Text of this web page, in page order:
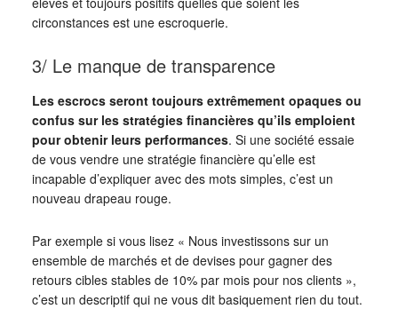
circonstances est une escroquerie.
3/ Le manque de transparence
Les escrocs seront toujours extrêmement opaques ou
confus sur les stratégies financières qu’ils emploient
pour obtenir leurs performances. Si une société essaie
de vous vendre une stratégie financière qu’elle est
incapable d’expliquer avec des mots simples, c’est un
nouveau drapeau rouge.
Par exemple si vous lisez « Nous investissons sur un
ensemble de marchés et de devises pour gagner des
retours cibles stables de 10% par mois pour nos clients »,
c’est un descriptif qui ne vous dit basiquement rien du tout.